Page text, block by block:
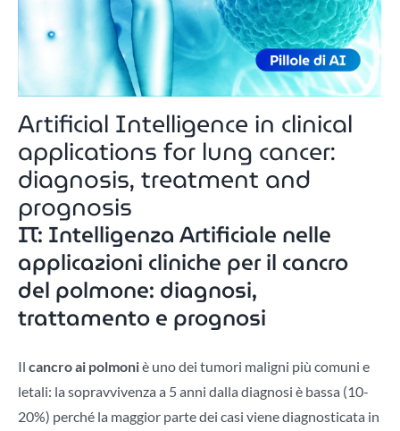
Artificial Intelligence in clinical
applications for lung cancer:
diagnosis, treatment and
prognosis
IT: Intelligenza Artificiale nelle
applicazioni cliniche per il cancro
del polmone: diagnosi,
trattamento e prognosi
Il cancro ai polmoniè uno dei tumori maligni più comuni e
letali: la sopravvivenza a 5 anni dalla diagnosi è bassa (10-
20%) perché la maggior parte dei casi viene diagnosticata in